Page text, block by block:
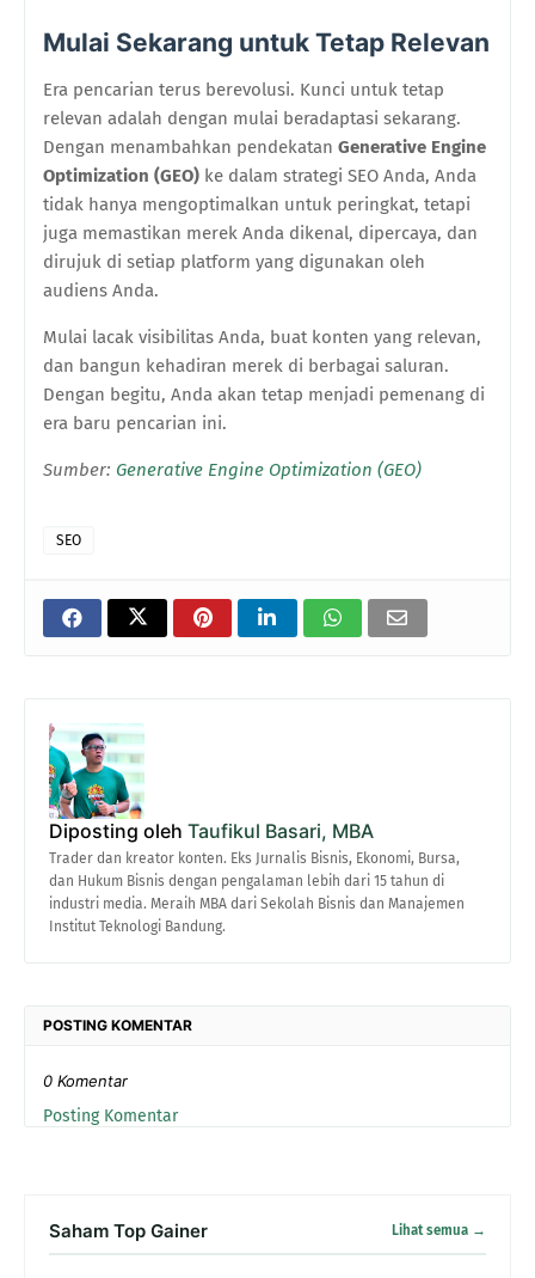
Mulai Sekarang untuk Tetap Relevan
Era pencarian terus berevolusi. Kunci untuk tetap
relevan adalah dengan mulai beradaptasi sekarang.
Dengan menambahkan pendekatan Generative Engine
Optimization (GEO) ke dalam strategi SEO Anda, Anda
tidak hanya mengoptimalkan untuk peringkat, tetapi
juga memastikan merek Anda dikenal, dipercaya, dan
dirujuk di setiap platform yang digunakan oleh
audiens Anda.
Mulai lacak visibilitas Anda, buat konten yang relevan,
dan bangun kehadiran merek di berbagai saluran.
Dengan begitu, Anda akan tetap menjadi pemenang di
era baru pencarian ini.
Sumber: Generative Engine Optimization (GEO)
SEO
Diposting oleh Taufikul Basari, MBA
Trader dan kreator konten. Eks Jurnalis Bisnis, Ekonomi, Bursa,
dan Hukum Bisnis dengan pengalaman lebih dari 15 tahun di
industri media. Meraih MBA dari Sekolah Bisnis dan Manajemen
Institut Teknologi Bandung.
POSTING KOMENTAR
0 Komentar
Posting Komentar
Saham Top Gainer Lihat semua →